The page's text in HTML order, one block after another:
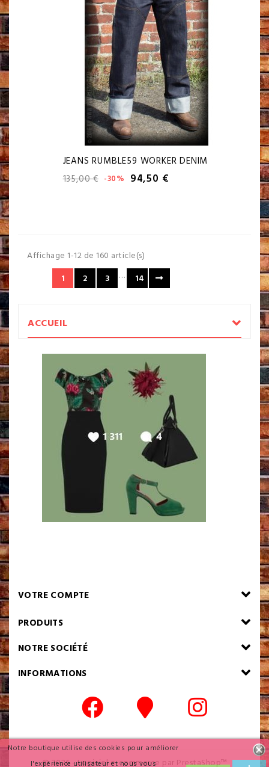
Notre boutique utilise des cookies pour améliorer
l'expérience utilisateur et nous vous
JEANS RUMBLE59 WORKER DENIM
135,00 € -30% 94,50 €
Affichage 1-12 de 160 article(s)
1
2 3 … 14
ACCUEIL
VOTRE COMPTE
PRODUITS
NOTRE SOCIÉTÉ
INFORMATIONS
© 2026 - Logiciel e-commerce par PrestaShop™